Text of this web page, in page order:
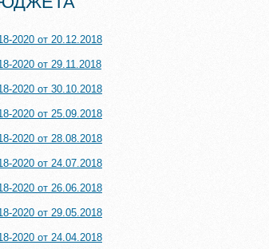
2020 от 20.12.2018
2020 от 29.11.2018
2020 от 30.10.2018
2020 от 25.09.2018
2020 от 28.08.2018
2020 от 24.07.2018
2020 от 26.06.2018
2020 от 29.05.2018
2020 от 24.04.2018